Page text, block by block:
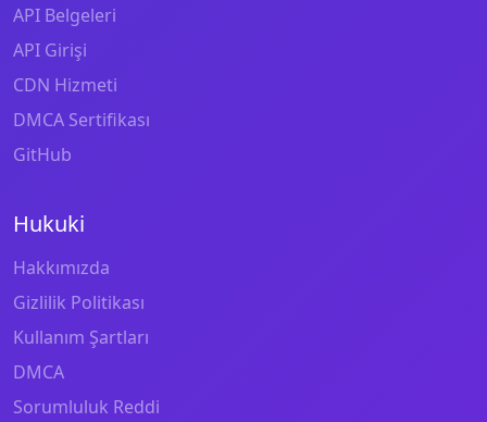
API Belgeleri
API Girişi
CDN Hizmeti
DMCA Sertifikası
GitHub
Hukuki
Hakkımızda
Gizlilik Politikası
Kullanım Şartları
DMCA
Sorumluluk Reddi